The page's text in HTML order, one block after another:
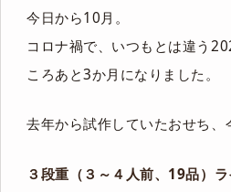
今日から10月。
コロナ禍で、いつもとは違う
ころあと3か月になりました。
去年から試作していたおせち、
３段重（３～４人前、19品）